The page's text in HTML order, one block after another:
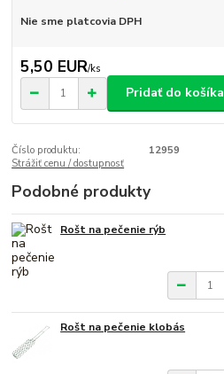
Nie sme platcovia DPH
5,50 EUR/ks
Pridať do košíka
Číslo produktu:
12959
Strážiť cenu / dostupnosť
Podobné produkty
Rošt na pečenie rýb
Rošt na pečenie klobás